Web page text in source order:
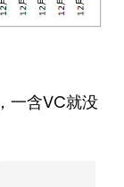
一含VC就没